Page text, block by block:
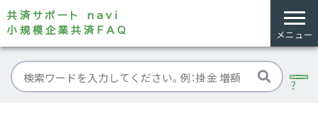
共済サポート navi
小規模企業共済FAQ
メニュー